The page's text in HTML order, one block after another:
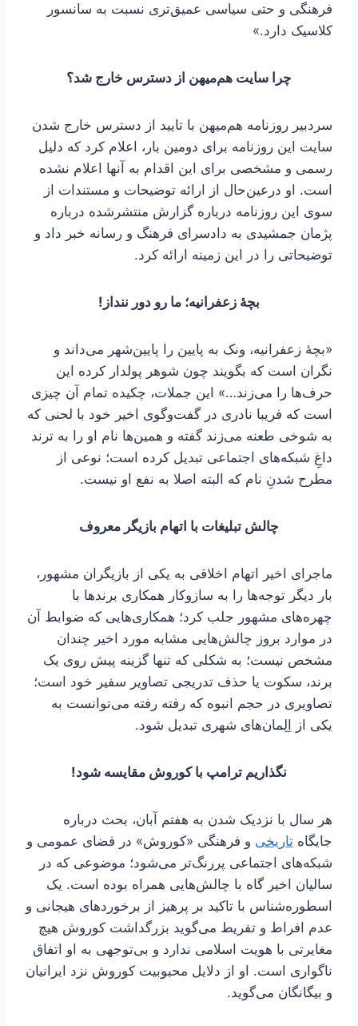
فرهنگی و حتی سیاسی عمیق‌تری نسبت به سانسور
کلاسیک دارد.»
چرا سایت هم‌میهن از دسترس خارج شد؟
سردبیر روزنامه هم‌میهن با تایید از دسترس خارج شدن
سایت این روزنامه برای دومین بار، اعلام کرد که دلیل
رسمی و مشخصی برای این اقدام به آنها اعلام نشده
است. او درعین‌حال از ارائه توضیحات و مستندات از
سوی این روزنامه درباره گزارش منتشرشده درباره
پژمان جمشیدی به دادسرای فرهنگ و رسانه خبر داد و
توضیحاتی را در این زمینه ارائه کرد.
بچۀ زعفرانیه؛ ما رو دور ننداز!
«بچۀ زعفرانیه، ونک به پایین را پایین‌شهر می‌داند و
نگران است که بگویند چون شوهر پولدار کرده این
حرف‌ها را می‌زند…» این جملات، چکیده تمام آن چیزی
است که فریبا نادری در گفت‌وگوی اخیر خود با لحنی که
به شوخی طعنه می‌زند گفته و همین‌ها نام او را به ترند
داغِ شبکه‌های اجتماعی تبدیل کرده است؛ نوعی از
مطرح شدنِ نام که البته اصلا به نفع او نیست.
چالش تبلیغات با اتهام بازیگر معروف
ماجرای اخیر اتهام اخلاقی به یکی از بازیگران مشهور،
بار دیگر توجه‌ها را به سازوکار همکاری برندها با
چهره‌های مشهور جلب کرد؛ همکاری‌هایی که ضوابط آن
در موارد بروز چالش‌هایی مشابه مورد اخیر چندان
مشخص نیست؛ به شکلی که تنها گزینه پیش روی یک
برند، سکوت یا حذف تدریجی تصاویر سفیر خود است؛
تصاویری در حجم انبوه که رفته رفته می‌توانست به
یکی از اِلِمان‌های شهری تبدیل شود.
نگذاریم ترامپ با کوروش مقایسه شود!
هر سال با نزدیک شدن به هفتم آبان، بحث درباره
جایگاه تاریخی و فرهنگی «کوروش» در فضای عمومی و
شبکه‌های اجتماعی پررنگ‌تر می‌شود؛ موضوعی که در
سالیان اخیر گاه با چالش‌هایی همراه بوده است. یک
اسطوره‌شناس با تاکید بر پرهیز از برخوردهای هیجانی و
عدم افراط و تفریط می‌گوید بزرگداشت کوروش هیچ
مغایرتی با هویت اسلامی ندارد و بی‌توجهی به او اتفاق
ناگواری است. او از دلایل محبوبیت کوروش نزد ایرانیان
و بیگانگان می‌گوید.